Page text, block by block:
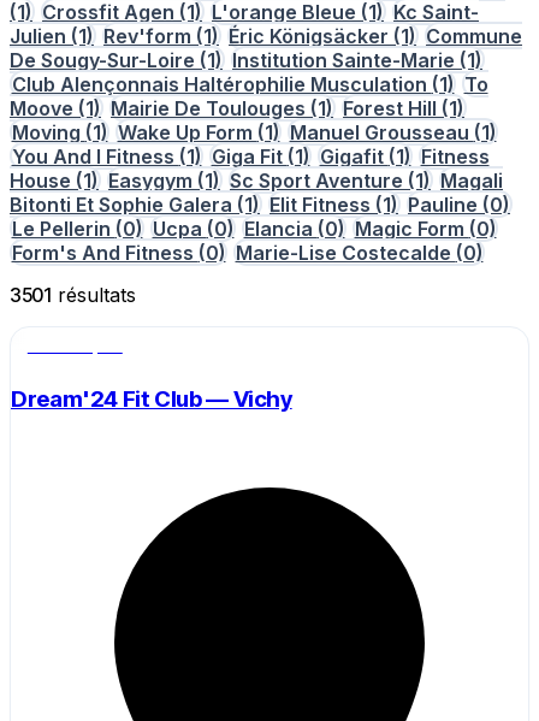
(1) Crossfit Agen (1) L'orange Bleue (1) Kc Saint-
Julien (1) Rev'form (1) Éric Königsäcker (1) Commune
De Sougy-Sur-Loire (1) Institution Sainte-Marie (1)
Club Alençonnais Haltérophilie Musculation (1) To
Moove (1) Mairie De Toulouges (1) Forest Hill (1)
Moving (1) Wake Up Form (1) Manuel Grousseau (1)
You And I Fitness (1) Giga Fit (1) Gigafit (1) Fitness
House (1) Easygym (1) Sc Sport Aventure (1) Magali
Bitonti Et Sophie Galera (1) Elit Fitness (1) Pauline (0)
Le Pellerin (0) Ucpa (0) Elancia (0) Magic Form (0)
Form's And Fitness (0) Marie-Lise Costecalde (0)
3501 résultats
Dream'24 Fit Club — Vichy